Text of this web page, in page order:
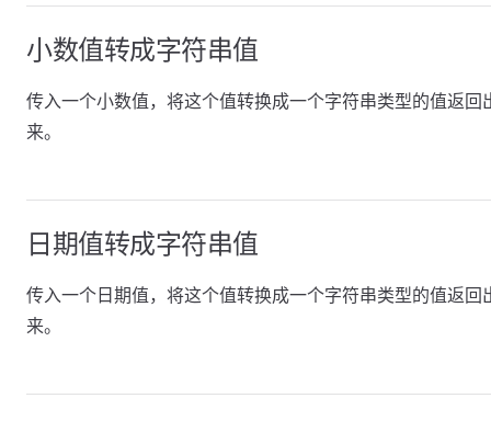
小数值转成字符串值
传入一个小数值，将这个值转换成一个字符串类型的值返回
来。
日期值转成字符串值
传入一个日期值，将这个值转换成一个字符串类型的值返回
来。